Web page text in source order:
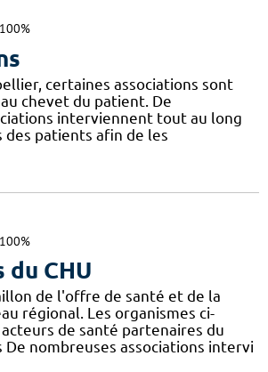
100%
certaines associations sont
chevet du patient. De
interviennent tout au long
des patients afin de les
100%
du CHU
de l'offre de santé et de la
régional. Les organismes ci-
de santé partenaires du
De nombreuses associations intervi